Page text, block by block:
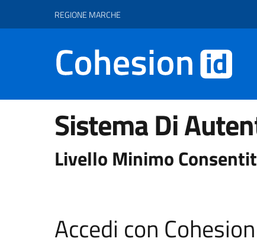
REGIONE MARCHE
Sistema Di
Livello Minimo
Accedi con Cohesion